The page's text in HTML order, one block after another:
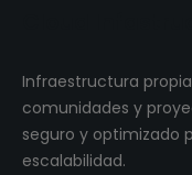
Infraestructura
comunidades y
seguro y optimizado
escalabilidad.